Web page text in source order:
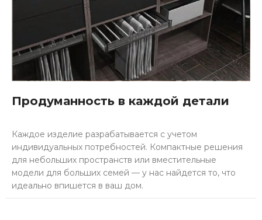
Продуманность в каждой детали
Каждое изделие разрабатывается с учетом
индивидуальных потребностей. Компактные решения
для небольших пространств или вместительные
модели для больших семей — у нас найдется то, что
идеально впишется в ваш дом.